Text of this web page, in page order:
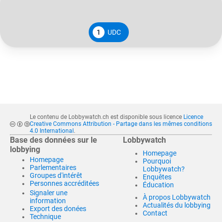
1 UDC
Le contenu de Lobbywatch.ch est disponible sous licence Licence
Creative Commons Attribution - Partage dans les mêmes conditions
4.0 International .
Base des données sur le
lobbying
Homepage
Parlementaires
Groupes d'intérêt
Personnes accréditées
Signaler une
information
Export des donées
Technique
Lobbywatch
Homepage
Pourquoi
Lobbywatch?
Enquêtes
Éducation
À propos Lobbywatch
Actualités du lobbying
Contact